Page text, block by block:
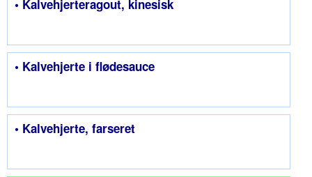
• Kalvehjerteragout, kinesisk
• Kalvehjerte i flødesauce
• Kalvehjerte, farseret